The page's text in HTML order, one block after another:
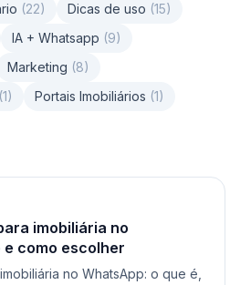
(22) Dicas de uso (15)
IA + Whatsapp (9)
Marketing (8)
(1) Portais Imobiliários (1)
imobiliária no
e como escolher
no WhatsApp: o que é,